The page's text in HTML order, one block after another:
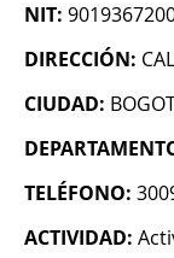
NIT:
DIRECCIÓN:
CIUDAD:
TELÉFONO:
ACTIVIDAD: